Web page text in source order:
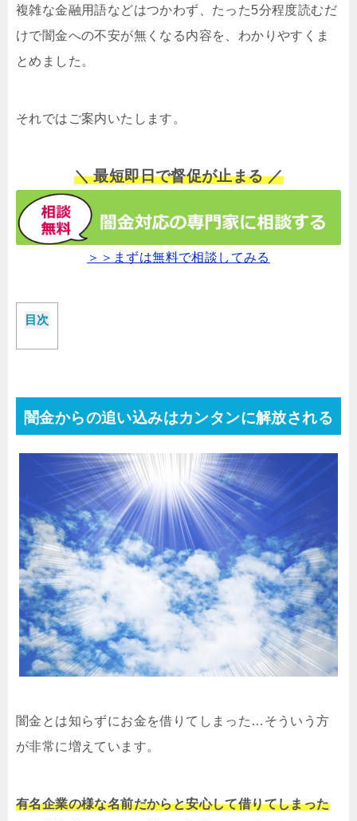
複雑な金融用語などはつかわず、たった5分程度読むだ
けで闇金への不安が無くなる内容を、わかりやすくま
とめました。
それではご案内いたします。
＼ 最短即日で督促が止まる ／
＞＞まずは無料で相談してみる
目次
闇金からの追い込みはカンタンに解放される
闇金とは知らずにお金を借りてしまった…そういう方
が非常に増えています。
有名企業の様な名前だからと安心して借りてしまった